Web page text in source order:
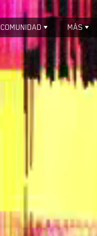
COMUNIDAD MÁS